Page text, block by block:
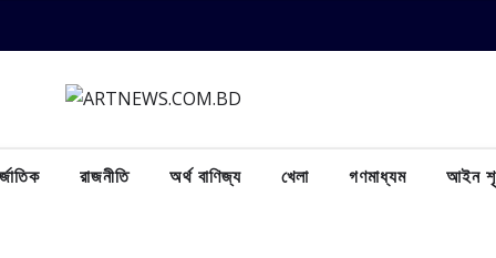
রাজনীতি অর্থ বাণিজ্য খেলা গণমাধ্যম আইন